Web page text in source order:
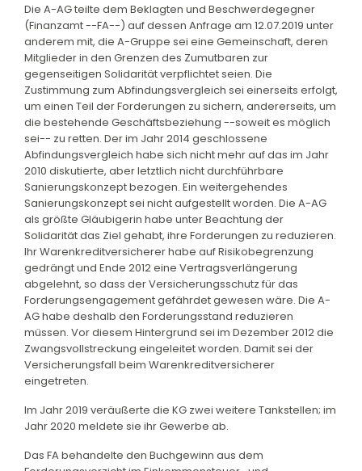
Die A-AG teilte dem Beklagten und Beschwerdegegner
(Finanzamt --FA--) auf dessen Anfrage am 12.07.2019 unter
anderem mit, die A-Gruppe sei eine Gemeinschaft, deren
Mitglieder in den Grenzen des Zumutbaren zur
gegenseitigen Solidarität verpflichtet seien. Die
Zustimmung zum Abfindungsvergleich sei einerseits erfolgt,
um einen Teil der Forderungen zu sichern, andererseits, um
die bestehende Geschäftsbeziehung --soweit es möglich
sei-- zu retten. Der im Jahr 2014 geschlossene
Abfindungsvergleich habe sich nicht mehr auf das im Jahr
2010 diskutierte, aber letztlich nicht durchführbare
Sanierungskonzept bezogen. Ein weitergehendes
Sanierungskonzept sei nicht aufgestellt worden. Die A-AG
als größte Gläubigerin habe unter Beachtung der
Solidarität das Ziel gehabt, ihre Forderungen zu reduzieren.
Ihr Warenkreditversicherer habe auf Risikobegrenzung
gedrängt und Ende 2012 eine Vertragsverlängerung
abgelehnt, so dass der Versicherungsschutz für das
Forderungsengagement gefährdet gewesen wäre. Die A-
AG habe deshalb den Forderungsstand reduzieren
müssen. Vor diesem Hintergrund sei im Dezember 2012 die
Zwangsvollstreckung eingeleitet worden. Damit sei der
Versicherungsfall beim Warenkreditversicherer
eingetreten.
Im Jahr 2019 veräußerte die KG zwei weitere Tankstellen; im
Jahr 2020 meldete sie ihr Gewerbe ab.
Das FA behandelte den Buchgewinn aus dem